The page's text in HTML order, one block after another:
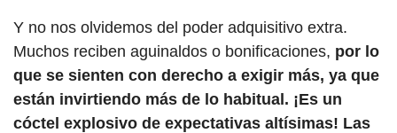
Y no nos olvidemos del poder adquisitivo extra.
Muchos reciben aguinaldos o bonificaciones, por lo
que se sienten con derecho a exigir más, ya que
están invirtiendo más de lo habitual. ¡Es un
cóctel explosivo de expectativas altísimas! Las